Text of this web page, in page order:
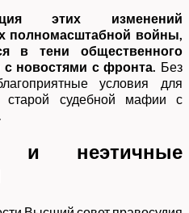
этих изменений
полномасштабной войны,
в тени общественного
новостями с фронта.
Без
условия для
старой судебной мафии с
и неэтичные